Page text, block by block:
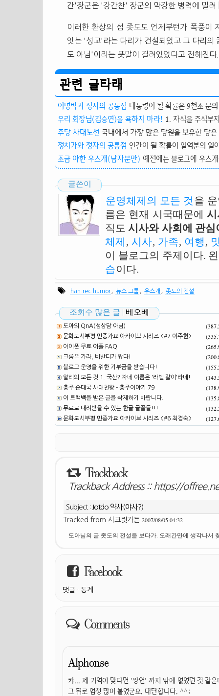
간'장군은 '강간찬' 장군의 막강한 병력에 밀
이러한 환상의 섬 좃도도 언제부턴가 폭풍이
잇는 '성교'라는 다리가 건설되었고 그 다리의
도 아님'이라는 푯말이 걸려있었다고 전해진다.
관련 글타래
이명박과 정자의 공통점 대통령이 될 확률은 9천조 분
우리 회장님(김승연)을 욕하지 마라! 1. 자식을 주식부
주당 사대노선 국내에서 가장 많은 당원을 보유한 당
정치가와 정자의 공통점 인간이 될 확률이 일억분의 일
조금 야한 우스개(남자분만) 예전에는 블로그에 우스
글쓴이
운영체제의 모든 것 을
름은 현재 시국때문에
직도 시사와 사회에 관
체제 , 시사, 가족, 여행 ,
이 블로그의 주제이다.
습이다.
han.rec.humor 뉴스 그룹 우스개 좃도의 전설
조회수 많은 글 | 베오베
도아의 QnA(성상담 아님)
문화도시부평 민중가요 아카이브 시리즈 <#7 이주헌>
아이폰 무료 어플 FAQ
크롬은 가라, 비발디가 왔다!
블로그 운영을 위한 기부금을 받습니다!
알리의 모든 것 1. 국산? 자네 이름은 '라벨 갈이'라네!
충주 순대국 사대천왕 - 충주이야기 79
이 트랙백을 받은 글을 삭제하기 바랍니다.
무료로 내려받을 수 있는 한글 글꼴들!!!
문화도시부평 민중가요 아카이브 시리즈 <#6 최경숙>
Trackback
Trackback Address :: https://
Subject : Jotdo 약사(야사?)
Tracked from 시크릿가든 2007/08/05 04:32
도아님의 글 좃도의 전설을 보다가. 오래간만에 생각나서
Facebook
댓글 · 통계
Comments
Alphonse
캬... 제 기억이 맞다면 '쌍연' 까지 밖에 없었던 것 같
그 뒤로 엄청 많이 붙었군요. 대단합니다. ^^;